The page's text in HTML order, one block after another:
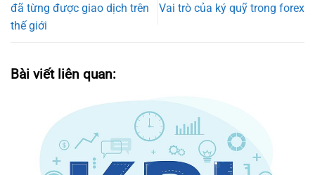
đã từng được giao dịch trên
thế giới
Vai trò của ký quỹ trong forex
Bài viết liên quan: